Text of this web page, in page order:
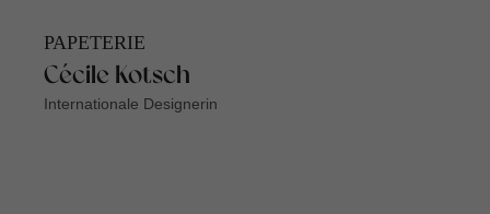
PAPETERIE
Cécile Kotsch
Internationale Designerin